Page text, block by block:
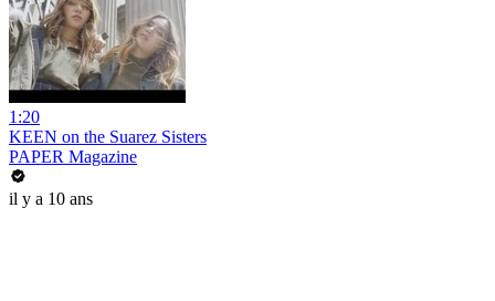
1:20
KEEN on the Suarez Sisters
PAPER Magazine
il y a 10 ans